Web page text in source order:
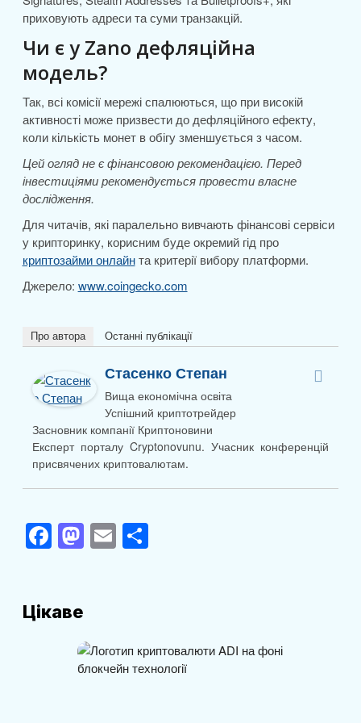
приховують адреси та суми транзакцій.
Чи є у Zano дефляційна
модель?
Так, всі комісії мережі спалюються, що при високій
активності може призвести до дефляційного ефекту,
коли кількість монет в обігу зменшується з часом.
Цей огляд не є фінансовою рекомендацією. Перед
інвестиціями рекомендується провести власне
дослідження.
Для читачів, які паралельно вивчають фінансові сервіси
у крипторинку, корисним буде окремий гід про
криптозайми онлайнта критерії вибору платформи.
Джерело: www.coingecko.com
Про автора Останні публікації
Стасенко Степан
Вища економічна освіта
Успішний криптотрейдер
Засновник компанії Криптоновини
Експерт порталу Cryptonovunu. Учасник конференцій
присвячених криптовалютам.
F
a
e
M
a
d
o
E
m
П
и
т
Цікаве